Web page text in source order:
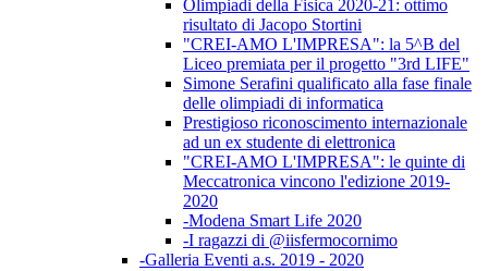
Olimpiadi della Fisica 2020-21: ottimo
risultato di Jacopo Stortini
"CREI-AMO L'IMPRESA": la 5^B del
Liceo premiata per il progetto "3rd LIFE"
Simone Serafini qualificato alla fase finale
delle olimpiadi di informatica
Prestigioso riconoscimento internazionale
ad un ex studente di elettronica
"CREI-AMO L'IMPRESA": le quinte di
Meccatronica vincono l'edizione 2019-
2020
-Modena Smart Life 2020
-I ragazzi di @iisfermocornimo
-Galleria Eventi a.s. 2019 - 2020